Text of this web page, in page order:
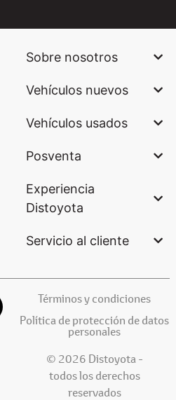
Sobre nosotros
Vehículos nuevos
Vehículos usados
Posventa
Experiencia
Distoyota
Servicio al cliente
Términos y condiciones
Política de protección de datos
personales
© 2026 Distoyota -
todos los derechos
reservados